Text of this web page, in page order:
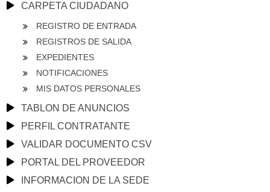
CARPETA CIUDADANO
REGISTRO DE ENTRADA
REGISTROS DE SALIDA
EXPEDIENTES
NOTIFICACIONES
MIS DATOS PERSONALES
TABLON DE ANUNCIOS
PERFIL CONTRATANTE
VALIDAR DOCUMENTO CSV
PORTAL DEL PROVEEDOR
INFORMACION DE LA SEDE